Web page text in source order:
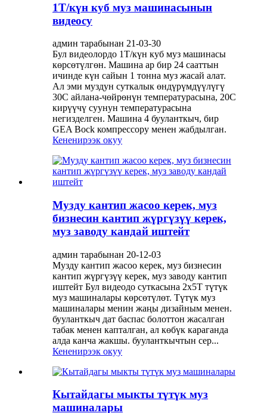
1Т/күн куб муз машинасынын
видеосу
админ тарабынан 21-03-30
Бул видеолордо 1T/күн куб муз машинасы
көрсөтүлгөн. Машина ар бир 24 сааттын
ичинде күн сайын 1 тонна муз жасай алат.
Ал эми муздун суткалык өндүрүмдүүлүгү
30С айлана-чөйрөнүн температурасына, 20C
кирүүчү суунун температурасына
негизделген. Машина 4 бууланткыч, бир
GEA Bock компрессору менен жабдылган.
Кененирээк окуу
Музду кантип жасоо керек, муз
бизнесин кантип жүргүзүү керек,
муз заводу кандай иштейт
админ тарабынан 20-12-03
Музду кантип жасоо керек, муз бизнесин
кантип жүргүзүү керек, муз заводу кантип
иштейт Бул видеодо суткасына 2x5T түтүк
муз машиналары көрсөтүлөт. Түтүк муз
машиналары менин жаңы дизайным менен.
бууланткыч дат баспас болоттон жасалган
табак менен капталган, ал көбүк караганда
алда канча жакшы. бууланткычтын сер...
Кененирээк окуу
Кытайдагы мыкты түтүк муз
машиналары